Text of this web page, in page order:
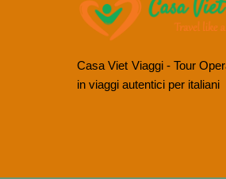
Casa Viet Viaggi - Tour
in viaggi autentici per italiani